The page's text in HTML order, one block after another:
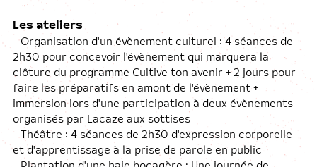
Les ateliers
- Organisation d'un évènement culturel : 4 séances de
2h30 pour concevoir l'évènement qui marquera la
clôture du programme Cultive ton avenir + 2 jours pour
faire les préparatifs en amont de l'évènement +
immersion lors d'une participation à deux évènements
organisés par Lacaze aux sottises
- Théâtre : 4 séances de 2h30 d'expression corporelle
et d'apprentissage à la prise de parole en public